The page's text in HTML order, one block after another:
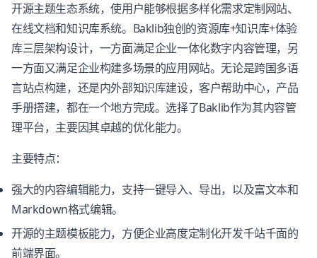
开源主题生态系统，使用户能够根据多样化需求定制网站、
在线文档和知识库系统。Baklib独创的资源库+知识库+体验
库三层架构设计，一方面满足企业一体化数字内容管理，另
一方面又满足企业构建多场景的应用网站。无论是跨国多语
言站点构建，还是内外部知识库建设，客户帮助中心，产品
手册搭建，都在一个地方完成。选择了Baklib作为其内容管
理平台，主要因其卓越的优化能力。
主要特点：
强大的内容编辑能力，支持一键导入、导出，以及富文本和
Markdown格式编辑。
开源的主题模板能力，方便企业高度定制化开发千站千面的
前端界面。